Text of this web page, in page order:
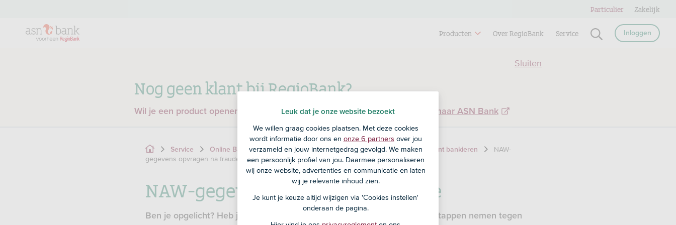
Nog geen klant bij RegioBank?
Wil je een product openen en ben je nog geen klant bij RegioBank? Ga dan naar ASN Bank
Sluiten
Producten Over RegioBank Service Inloggen
Particulier Zakelijk
Service Online Bankieren Veilig bankieren Zo zorgen we dat je veilig kunt bankieren
NAW-
gegevens opvragen na fraude
NAW-gegevens opvragen na fraude
Ben je opgelicht? Heb je je geld niet teruggekregen? En wil je juridische stappen nemen tegen
Leuk dat je onze website bezoekt
We willen graag cookies plaatsen. Met deze cookies
wordt informatie door ons en onze 6 partners over jou
verzameld en jouw internetgedrag gevolgd. We maken
een persoonlijk profiel van jou. Daarmee personaliseren
wij onze website, advertenties en communicatie en laten
wij je relevante inhoud zien.
Je kunt je keuze altijd wijzigen via 'Cookies instellen'
onderaan de pagina.